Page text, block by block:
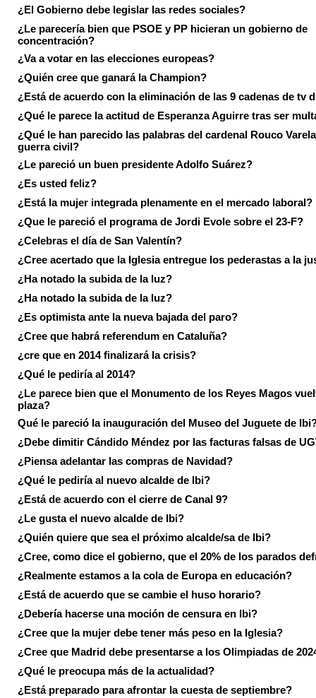
¿El Gobierno debe legislar las redes sociales?
¿Le parecería bien que PSOE y PP hicieran un gobierno de
concentración?
¿Va a votar en las elecciones europeas?
¿Quién cree que ganará la Champion?
¿Está de acuerdo con la eliminación de las 9 cadenas de tv
¿Qué le parece la actitud de Esperanza Aguirre tras ser
¿Qué le han parecido las palabras del cardenal Rouco
guerra civil?
¿Le pareció un buen presidente Adolfo Suárez?
¿Es usted feliz?
¿Está la mujer integrada plenamente en el mercado laboral?
¿Que le pareció el programa de Jordi Evole sobre el 23-F?
¿Celebras el día de San Valentín?
¿Cree acertado que la Iglesia entregue los pederastas a la
¿Ha notado la subida de la luz?
¿Ha notado la subida de la luz?
¿Es optimista ante la nueva bajada del paro?
¿Cree que habrá referendum en Cataluña?
¿cre que en 2014 finalizará la crisis?
¿Qué le pediría al 2014?
¿Le parece bien que el Monumento de los Reyes Magos
plaza?
Qué le pareció la inauguración del Museo del Juguete de
¿Debe dimitir Cándido Méndez por las facturas falsas de
¿Piensa adelantar las compras de Navidad?
¿Qué le pediría al nuevo alcalde de Ibi?
¿Está de acuerdo con el cierre de Canal 9?
¿Le gusta el nuevo alcalde de Ibi?
¿Quién quiere que sea el próximo alcalde/sa de Ibi?
¿Cree, como dice el gobierno, que el 20% de los parados
¿Realmente estamos a la cola de Europa en educación?
¿Está de acuerdo que se cambie el huso horario?
¿Debería hacerse una moción de censura en Ibi?
¿Cree que la mujer debe tener más peso en la Iglesia?
¿Cree que Madrid debe presentarse a los Olimpiadas de
¿Qué le preocupa más de la actualidad?
¿Está preparado para afrontar la cuesta de septiembre?